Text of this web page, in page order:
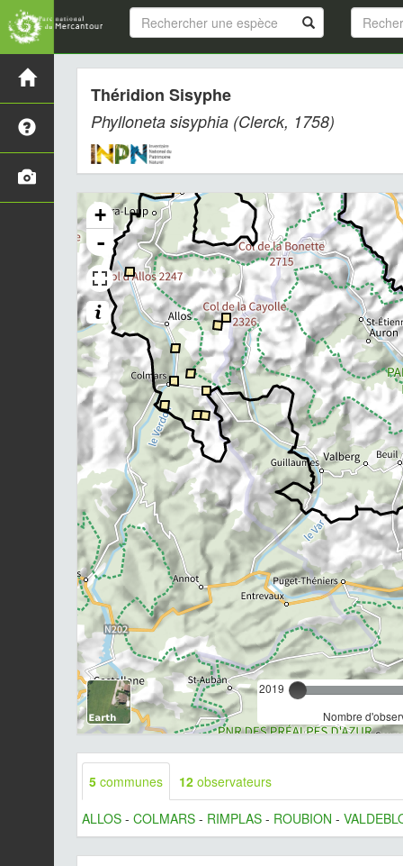
Théridion Sisyphe
Phylloneta sisyphia (Clerck, 1758)
+
-
2019
Nombre
5 communes 12 observateurs
ALLOS - COLMARS - RIMPLAS - ROUBION -